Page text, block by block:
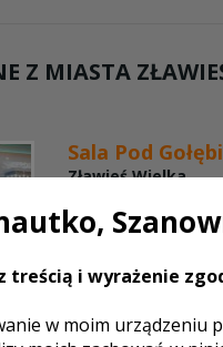
Z MIASTA
Sala Pod
Zławieś Wielka
zakochanego
weselnego. Zdobyte
treścią i wyrażenie
w moim urządzeniu